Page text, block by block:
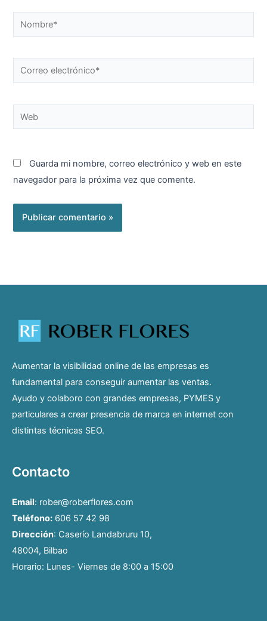
Nombre*
Correo
electrónico*
Web
Guarda mi nombre, correo electrónico y web en este
navegador para la próxima vez que comente.
Aumentar la visibilidad online de las empresas es
fundamental para conseguir aumentar las ventas.
Ayudo y colaboro con grandes empresas, PYMES y
particulares a crear presencia de marca en internet con
distintas técnicas SEO.
Contacto
Email: rober@roberflores.com
Teléfono: 606 57 42 98
Dirección: Caserío Landabruru 10,
48004, Bilbao
Horario: Lunes- Viernes de 8:00 a 15:00